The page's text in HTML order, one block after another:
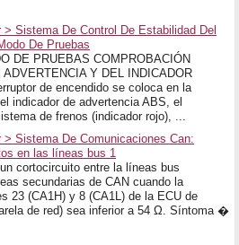
Sistema De Control De Estabilidad Del
De Pruebas
DE PRUEBAS COMPROBACIÓN
ADVERTENCIA Y DEL INDICADOR
de encendido se coloca en la
indicador de advertencia ABS, el
de frenos (indicador rojo), ...
> Sistema De Comunicaciones Can:
en las líneas bus 1
cortocircuito entre la líneas bus
secundarias de CAN cuando la
23 (CA1H) y 8 (CA1L) de la ECU de
de red) sea inferior a 54 Ω. Síntoma �